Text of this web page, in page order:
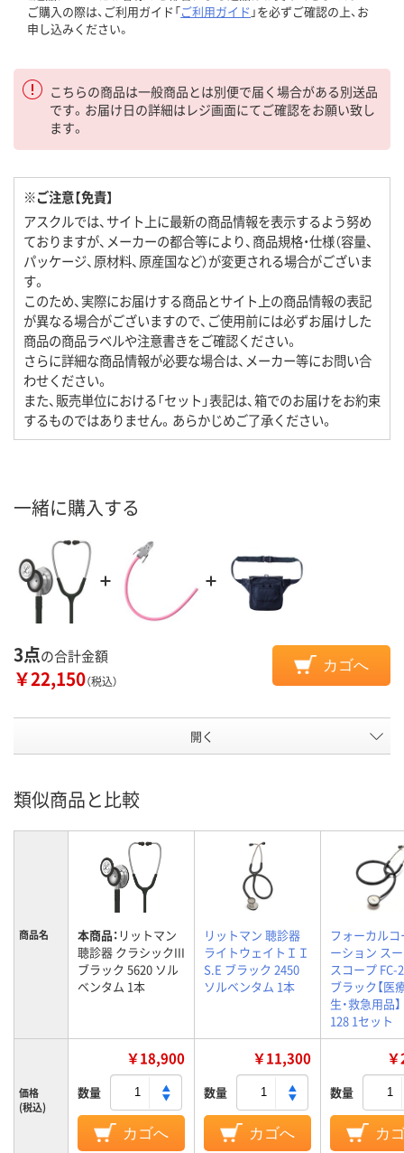
ご購入の際は、ご利用ガイド「ご利用ガイド 」を必ずご確認の上、お
申し込みください。
こちらの商品は一般商品とは別便で届く場合がある別送品
です。お届け日の詳細はレジ画面にてご確認をお願い致し
ます。
※ご注意【免責】
アスクルでは、サイト上に最新の商品情報を表示するよう努め
ておりますが、メーカーの都合等により、商品規格・仕様（容量、
パッケージ、原材料、原産国など）が変更される場合がございま
す。
このため、実際にお届けする商品とサイト上の商品情報の表記
が異なる場合がございますので、ご使用前には必ずお届けした
商品の商品ラベルや注意書きをご確認ください。
さらに詳細な商品情報が必要な場合は、メーカー等にお問い合
わせください。
また、販売単位における「セット」表記は、箱でのお届けをお約束
するものではありません。あらかじめご了承ください。
一緒に購入する
3点の合計金額
￥22,150（税込）
カゴへ
開く
類似商品と比較
商品名 本商品： リットマン
聴診器 クラシックIII
ブラック 5620 ソル
ベンタム 1本
リットマン 聴診器
ライトウェイトＩＩ
S.E ブラック 2450
ソルベンタム 1本
フォーカル
ーション ス
スコープ FC-
ブラック【医
生・救急用品
128 1セット
価格
(税込)
￥18,900
数量
カゴへ
￥11,300
数量
カゴへ
数量
カ